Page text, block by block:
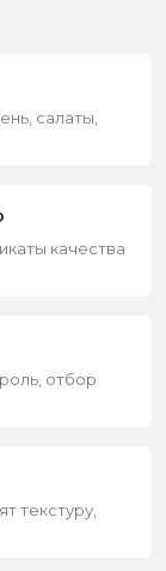
салаты,
качества
отбор
текстуру,